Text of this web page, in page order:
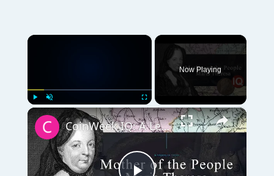
×
Unmute Fullscreen
Now Playing
×
CoinWeek IQ: A Legacy in Coins - Maria Theresa - 4K Video